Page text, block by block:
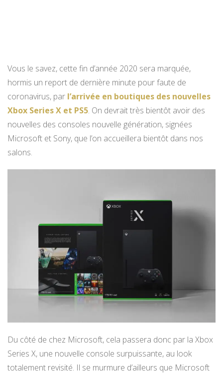
Vous le savez, cette fin d’année 2020 sera marquée,
hormis un report de dernière minute pour faute de
coronavirus, par l’arrivée en boutiques des nouvelles
Xbox Series X et PS5. On devrait très bientôt avoir des
nouvelles des consoles nouvelle génération, signées
Microsoft et Sony, que l’on accueillera bientôt dans nos
salons.
Du côté de chez Microsoft, cela passera donc par la Xbox
Series X, une nouvelle console surpuissante, au look
totalement revisité. Il se murmure d’ailleurs que Microsoft